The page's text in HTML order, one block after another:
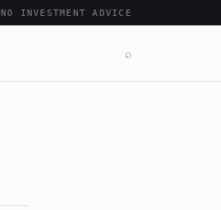
NO INVESTMENT ADVICE
⌕